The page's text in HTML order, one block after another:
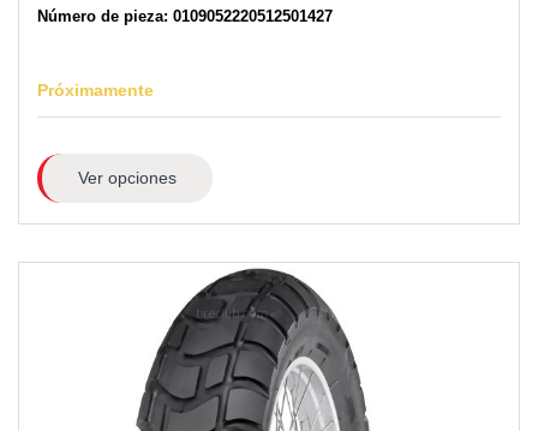
Número de pieza: 0109052220512501427
Próximamente
Ver opciones